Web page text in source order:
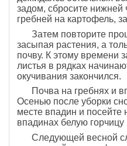
задом, сбросите нижней
гребней на картофель,
Затем повторите
засыпая растения, а
почву. К этому времени
листья в рядках
окучивания закончился.
Почва на гребнях и
Осенью после уборки
месте впадин и посейте
впадинах белую горчицу
Следующей весной